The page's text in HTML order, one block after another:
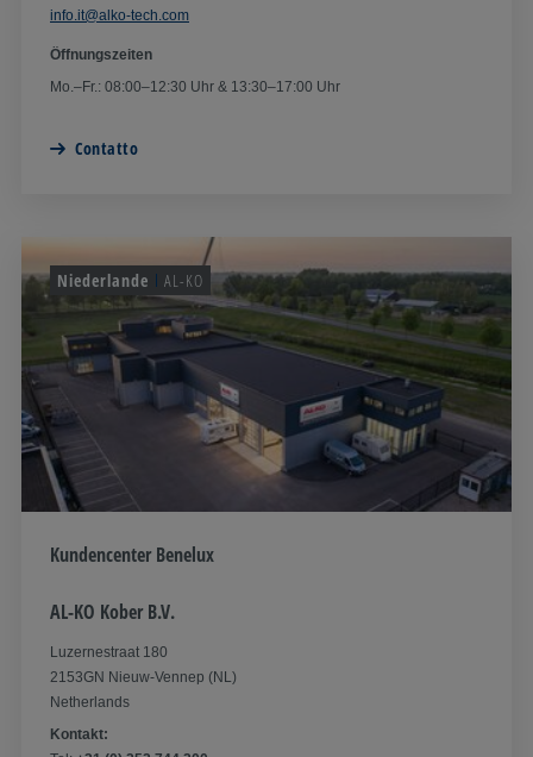
info.it@alko-tech.com
Öffnungszeiten
Mo.–Fr.: 08:00–12:30 Uhr & 13:30–17:00 Uhr
Contatto
Niederlande AL-KO
Kundencenter Benelux
AL-KO Kober B.V.
Luzernestraat 180
2153GN Nieuw-Vennep (NL)
Netherlands
Kontakt: